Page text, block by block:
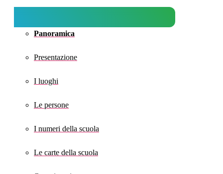
Panoramica
Presentazione
I luoghi
Le persone
I numeri della scuola
Le carte della scuola